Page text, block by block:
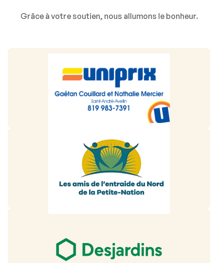
Grâce à votre soutien, nous allumons le bonheur.